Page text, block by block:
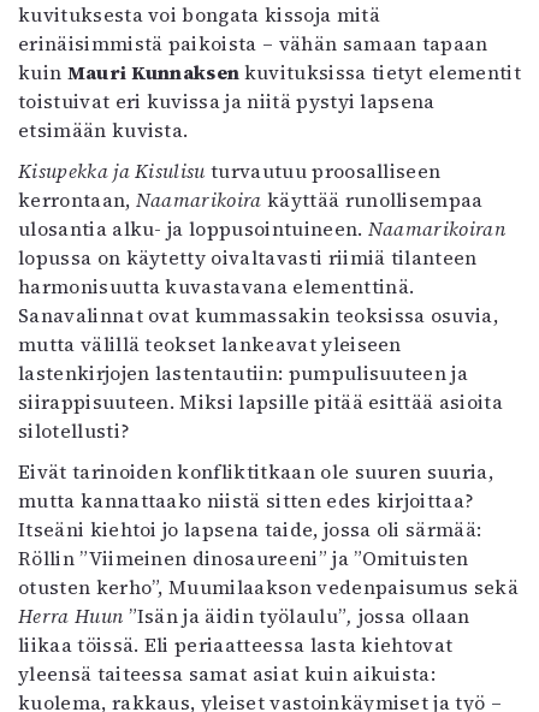
kuvituksesta voi bongata kissoja mitä
erinäisimmistä paikoista – vähän samaan tapaan
kuin Mauri Kunnaksenkuvituksissa tietyt elementit
toistuivat eri kuvissa ja niitä pystyi lapsena
etsimään kuvista.
Kisupekka ja Kisulisuturvautuu proosalliseen
kerrontaan, Naamarikoirakäyttää runollisempaa
ulosantia alku- ja loppusointuineen. Naamarikoiran
lopussa on käytetty oivaltavasti riimiä tilanteen
harmonisuutta kuvastavana elementtinä.
Sanavalinnat ovat kummassakin teoksissa osuvia,
mutta välillä teokset lankeavat yleiseen
lastenkirjojen lastentautiin: pumpulisuuteen ja
siirappisuuteen. Miksi lapsille pitää esittää asioita
silotellusti?
Eivät tarinoiden konfliktitkaan ole suuren suuria,
mutta kannattaako niistä sitten edes kirjoittaa?
Itseäni kiehtoi jo lapsena taide, jossa oli särmää:
Röllin ”Viimeinen dinosaureeni” ja ”Omituisten
otusten kerho”, Muumilaakson vedenpaisumus sekä
Herra Huun ”Isän ja äidin työlaulu”, jossa ollaan
liikaa töissä. Eli periaatteessa lasta kiehtovat
yleensä taiteessa samat asiat kuin aikuista:
kuolema, rakkaus, yleiset vastoinkäymiset ja työ –